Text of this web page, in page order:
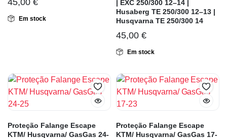
45,00 €
Em stock
| EXC 250/300 12–14 |
Husaberg TE 250/300 12–13 |
Husqvarna TE 250/300 14
45,00 €
Em stock
Proteção Falange Escape
KTM/ Husqvarna/ GasGas 24-
Proteção Falange Escape
KTM/ Husqvarna/ GasGas 17-